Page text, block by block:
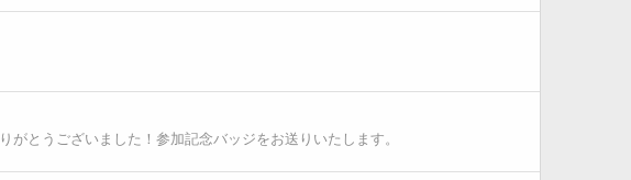
とうございました！参加記念バッジをお送りいたします。